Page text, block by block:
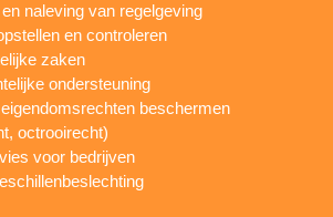
naleving van regelgeving
en controleren
zaken
ondersteuning
beschermen
octrooirecht)
voor bedrijven